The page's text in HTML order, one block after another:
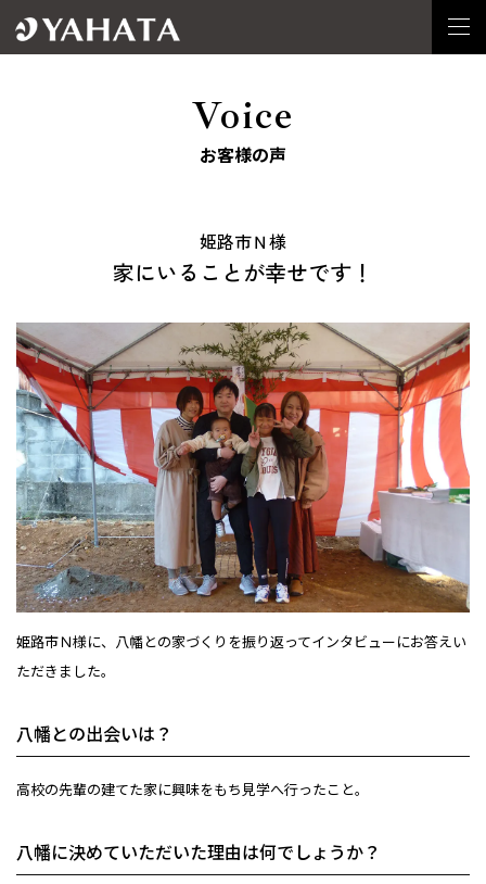
Voice
お客様の声
姫路市Ｎ様
家にいることが幸せです！
姫路市Ｎ様に、八幡との家づくりを振り返ってインタビューにお答えい
ただきました。
八幡との出会いは？
高校の先輩の建てた家に興味をもち見学へ行ったこと。
八幡に決めていただいた理由は何でしょうか？